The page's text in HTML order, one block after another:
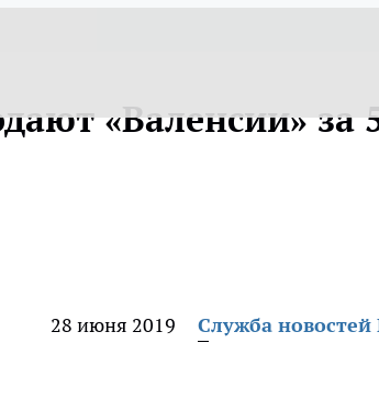
«Валенсии» за
28 июня 2019
Служба